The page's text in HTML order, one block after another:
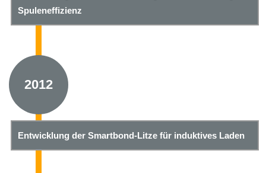
Spuleneffizienz
2012
Entwicklung der Smartbond-Litze für induktives Laden